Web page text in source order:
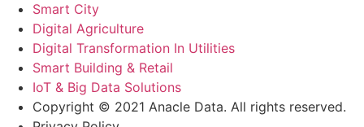
Smart City
Digital Agriculture
Digital Transformation In Utilities
Smart Building & Retail
IoT & Big Data Solutions
Copyright © 2021 Anacle Data. All rights reserved.